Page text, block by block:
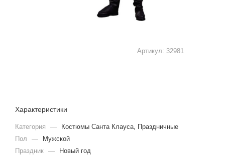
Артикул: 32981
Характеристики
Категория —
Костюмы Санта Клауса, Праздничные
Пол
—
Мужской
Праздник —
Новый год